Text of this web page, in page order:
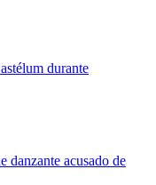
durante
danzante acusado de